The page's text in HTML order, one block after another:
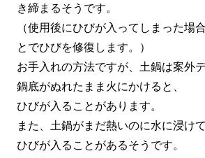
き締まるそうです。
（使用後にひびが入ってしまった場
とでひびを修復します。）
お手入れの方法ですが、土鍋は案外デ
鍋底がぬれたまま火にかけると、
ひびが入ることがあります。
また、土鍋がまだ熱いのに水に浸け
ひびが入ることがあるそうです。